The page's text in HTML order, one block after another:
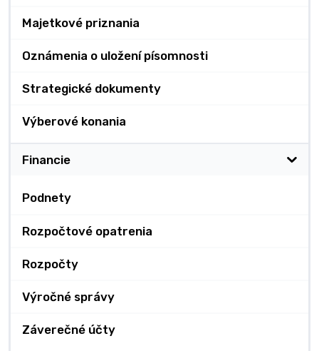
Majetkové priznania
Oznámenia o uložení písomnosti
Strategické dokumenty
Výberové konania
Financie
Podnety
Rozpočtové opatrenia
Rozpočty
Výročné správy
Záverečné účty